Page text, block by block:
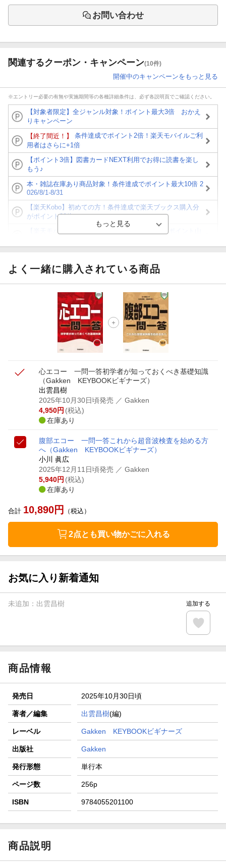
お問い合わせ
関連するクーポン・キャンペーン(10件)
開催中のキャンペーンをもっと見る
※エントリー必要の有無や実施期間等の各種詳細条件は、必ず各説明頁でご確認ください。
【対象者限定】全ジャンル対象！ポイント最大3倍 おかえ
りキャンペーン
【終了間近！】
条件達成でポイント2倍！楽天モバイルご利
用者はさらに+1倍
【ポイント3倍】図書カードNEXT利用でお得に読書を楽し
もう♪
本・雑誌在庫あり商品対象！条件達成でポイント最大10倍 2
026/8/1-8/31
【楽天Kobo】初めての方！条件達成で楽天ブックス購入分
がポイント20倍
【楽天モバイルご利用者限定】条件達成で100万ポイント山
ト山分け
エントリー＆3,000円以上購入で無料データSIM（3GB/月プ
ラン）が当たる！
楽天モバイル紹介キャンペーンの拡散で300円OFFクーポン
よく一緒に購入されている商品
心エコー 一問一答初学者が知っておくべき基礎知識
（Gakken KEYBOOKビギナーズ）
出雲昌樹
2025年10月30日頃発売 ／ Gakken
4,950円 (税込)
在庫あり
腹部エコー 一問一答これから超音波検査を始める方
へ （Gakken KEYBOOKビギナーズ）
小川 眞広
2025年12月11日頃発売 ／ Gakken
5,940円 (税込)
在庫あり
合計 10,890円 （税込）
2点とも買い物かごに入れる
お気に入り新着通知
未追加： 出雲昌樹 追加する
商品情報
発売日 2025年10月30日頃
著者／編集 出雲昌樹(編)
レーベル Gakken KEYBOOKビギナーズ
出版社 Gakken
発行形態 単行本
ページ数 256p
ISBN 9784055201100
商品説明